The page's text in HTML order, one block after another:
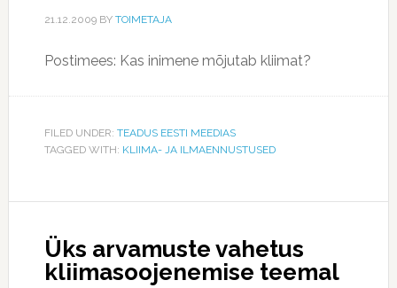
21.12.2009BY TOIMETAJA
Postimees: Kas inimene mõjutab kliimat?
FILED UNDER: TEADUS EESTI MEEDIAS
TAGGED WITH: KLIIMA- JA ILMAENNUSTUSED
Üks arvamuste vahetus
kliimasoojenemise teemal